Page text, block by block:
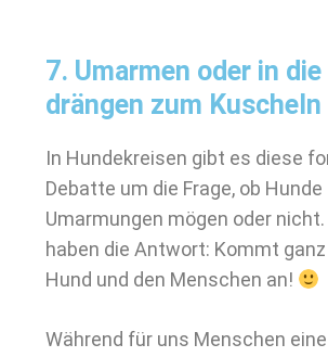
7. Umarmen oder in die
drängen zum Kuscheln
In Hundekreisen gibt es diese
Debatte um die Frage, ob Hunde
Umarmungen mögen oder nicht.
haben die Antwort: Kommt
Hund und den Menschen an!
Während für uns Menschen